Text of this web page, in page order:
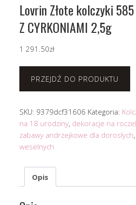
Lovrin Złote kolczyki
Z CYRKONIAMI 2,5g
1 291.50zł
PRZEJDŹ DO PRODUKTU
SKU: 9379dcf31606 Kategoria:
na 18 urodziny, dekoracje na
zabawy andrzejkowe dla dorosłych,
weselnych
Opis